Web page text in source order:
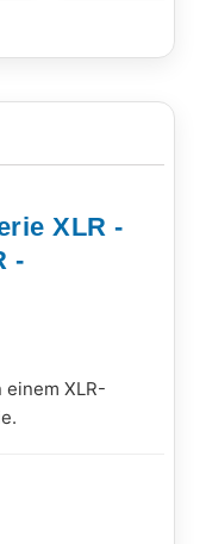
XLR -
-
einem XLR-